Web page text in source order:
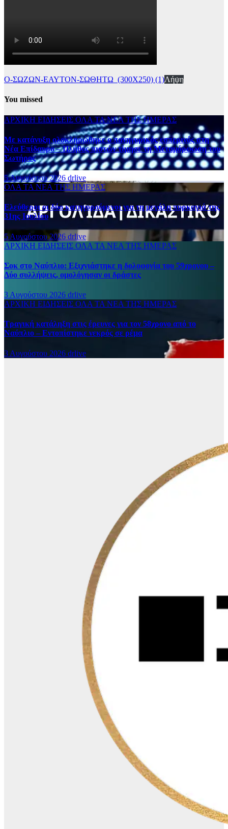
Ο-ΣΩΖΩΝ-ΕΑΥΤΟΝ-ΣΩΘΗΤΩ_(300Χ250) (1)Λήψη
You missed
ΑΡΧΙΚΗ ΕΙΔΗΣΕΙΣ ΟΛΑ ΤΑ ΝΕΑ ΤΗΣ ΗΜΕΡΑΣ
Με κατάνυξη ολοκληρώθηκε ο πανηγυρικός εσπερινός στη
Νέα Επίδαυρο – Πλήθος πιστών τίμησε τη Μεταμόρφωση του
Σωτήρος
5 Αυγούστου 2026 drlive
ΟΛΑ ΤΑ ΝΕΑ ΤΗΣ ΗΜΕΡΑΣ
Ελεύθεροι οι δύο κατηγορούμενοι για τη μεγάλη πυρκαγιά της
31ης Ιουλίου
5 Αυγούστου 2026 drlive
ΑΡΧΙΚΗ ΕΙΔΗΣΕΙΣ ΟΛΑ ΤΑ ΝΕΑ ΤΗΣ ΗΜΕΡΑΣ
Σοκ στο Ναύπλιο: Εξιχνιάστηκε η δολοφονία του 59χρονου –
Δύο συλλήψεις, ομολόγησαν οι δράστες
3 Αυγούστου 2026 drlive
ΑΡΧΙΚΗ ΕΙΔΗΣΕΙΣ ΟΛΑ ΤΑ ΝΕΑ ΤΗΣ ΗΜΕΡΑΣ
Τραγική κατάληξη στις έρευνες για τον 58χρονο από το
Ναύπλιο – Εντοπίστηκε νεκρός σε ρέμα
3 Αυγούστου 2026 drlive